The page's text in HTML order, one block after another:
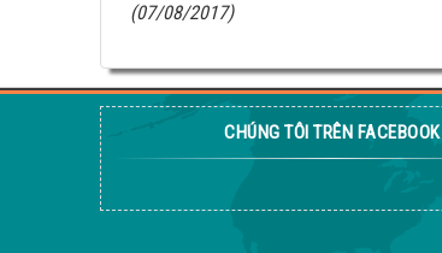
(07/08/2017)
CHÚNG TÔI TRÊN FACEBOOK